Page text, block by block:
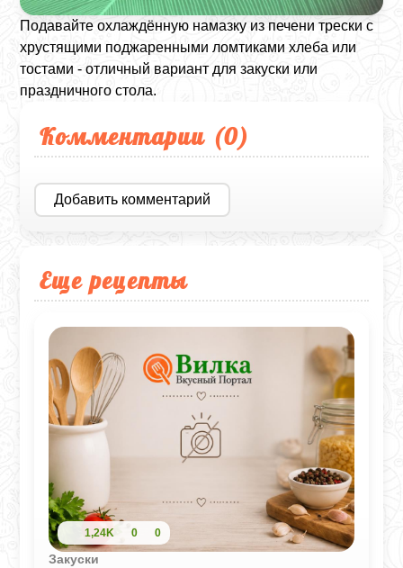
Подавайте охлаждённую намазку из печени трески с
хрустящими поджаренными ломтиками хлеба или
тостами - отличный вариант для закуски или
праздничного стола.
Комментарии (0)
Добавить комментарий
Еще рецепты
1,24K 0 0
Закуски